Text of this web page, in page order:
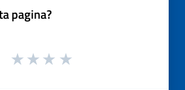
pagina?